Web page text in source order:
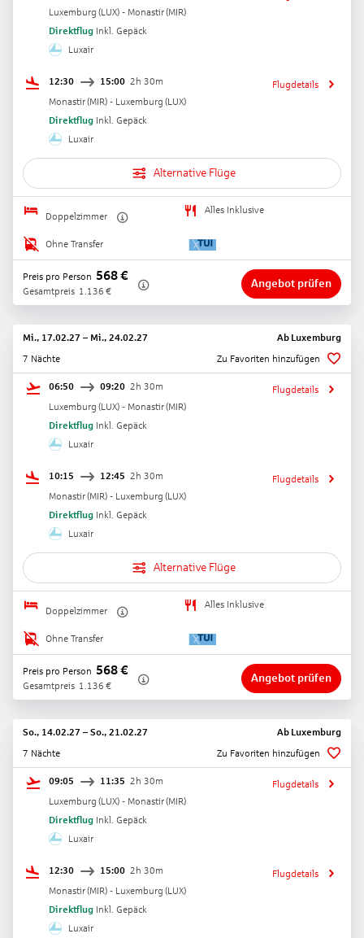
Luxemburg (LUX) - Monastir(MIR)
Direktflug Inkl. Gepäck
Luxair
12:30 15:00 2h 30m
Monastir(MIR) - Luxemburg (LUX)
Direktflug Inkl. Gepäck
Luxair
Flugdetails
Alternative Flüge
Doppelzimmer
Alles Inklusive
Ohne Transfer
Preis pro Person 568€
Gesamtpreis 1.136 €
Angebot prüfen
Mi., 17.02.27 – Mi., 24.02.27 Ab Luxemburg
7 Nächte
Zu Favoriten hinzufügen
06:50 09:20 2h 30m
Luxemburg (LUX) - Monastir(MIR)
Direktflug Inkl. Gepäck
Luxair
Flugdetails
10:15 12:45 2h 30m
Monastir(MIR) - Luxemburg (LUX)
Direktflug Inkl. Gepäck
Luxair
Flugdetails
Alternative Flüge
Doppelzimmer
Alles Inklusive
Ohne Transfer
Preis pro Person 568€
Gesamtpreis 1.136 €
Angebot prüfen
So., 14.02.27 – So., 21.02.27 Ab Luxemburg
7 Nächte
Zu Favoriten hinzufügen
09:05 11:35 2h 30m
Luxemburg (LUX) - Monastir(MIR)
Direktflug Inkl. Gepäck
Luxair
Flugdetails
12:30 15:00 2h 30m
Monastir(MIR) - Luxemburg (LUX)
Direktflug Inkl. Gepäck
Luxair
Flugdetails